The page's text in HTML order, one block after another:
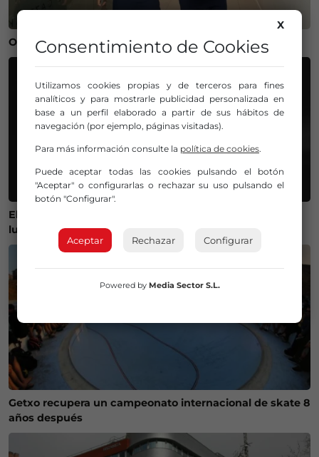
Operación salida para Andoni Gorosabel
El Gobierno lanza un visor web para encontrar el mejor
lugar donde ver el eclipse solar del 12 de agosto
Getxo recupera un campeonato internacional de skate 8
años después
X
Consentimiento de Cookies
Utilizamos cookies propias y de terceros para fines
analíticos y para mostrarle publicidad personalizada en
base a un perfil elaborado a partir de sus hábitos de
navegación (por ejemplo, páginas visitadas).
Para más información consulte la política de cookies.
Puede aceptar todas las cookies pulsando el botón
"Aceptar" o configurarlas o rechazar su uso pulsando el
botón "Configurar".
Aceptar Rechazar Configurar
Powered by Media Sector S.L.